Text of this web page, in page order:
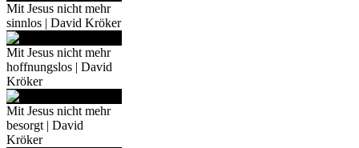
Mit Jesus nicht mehr
sinnlos | David Kröker
Mit Jesus nicht mehr
hoffnungslos | David
Kröker
Mit Jesus nicht mehr
besorgt | David
Kröker